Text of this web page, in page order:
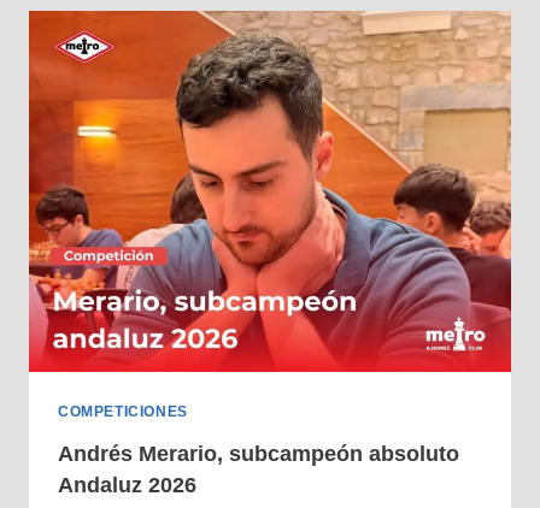
COMPETICIONES
Andrés Merario, subcampeón absoluto
Andaluz 2026